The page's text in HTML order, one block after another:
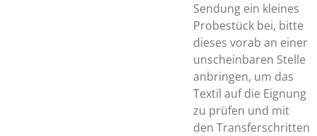
Sendung ein kleines
Probestück bei, bitte
dieses vorab an einer
unscheinbaren Stelle
anbringen, um das
Textil auf die Eignung
zu prüfen und mit
den Transferschritten